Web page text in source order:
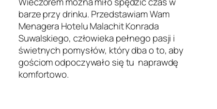
barze przy drinku. Przedstawiam Wam
Menagera Hotelu Malachit Konrada
Suwalskiego, człowieka pełnego pasji i
świetnych pomysłów, który dba o to, aby
gościom odpoczywało się tu naprawdę
komfortowo.